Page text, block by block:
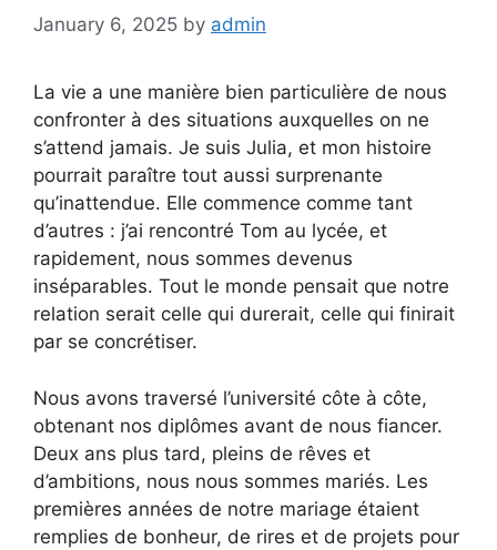
January 6, 2025 by admin
La vie a une manière bien particulière de nous
confronter à des situations auxquelles on ne
s’attend jamais. Je suis Julia, et mon histoire
pourrait paraître tout aussi surprenante
qu’inattendue. Elle commence comme tant
d’autres : j’ai rencontré Tom au lycée, et
rapidement, nous sommes devenus
inséparables. Tout le monde pensait que notre
relation serait celle qui durerait, celle qui finirait
par se concrétiser.
Nous avons traversé l’université côte à côte,
obtenant nos diplômes avant de nous fiancer.
Deux ans plus tard, pleins de rêves et
d’ambitions, nous nous sommes mariés. Les
premières années de notre mariage étaient
remplies de bonheur, de rires et de projets pour